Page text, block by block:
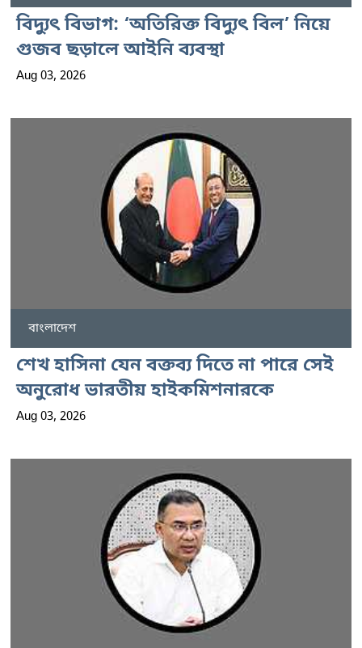
বিদ্যুৎ বিভাগ: ‘অতিরিক্ত বিদ্যুৎ বিল’ নিয়ে
গুজব ছড়ালে আইনি ব্যবস্থা
Aug 03, 2026
বাংলাদেশ
শেখ হাসিনা যেন বক্তব্য দিতে না পারে সেই
অনুরোধ ভারতীয় হাইকমিশনারকে
Aug 03, 2026